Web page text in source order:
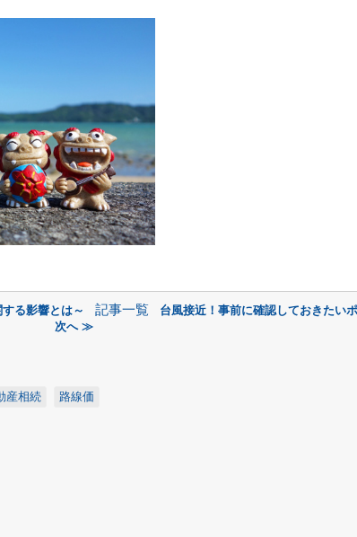
る影響とは～ 記事一覧
台風接近！事前に確認しておきたいポ
次へ ≫
産相続 路線価